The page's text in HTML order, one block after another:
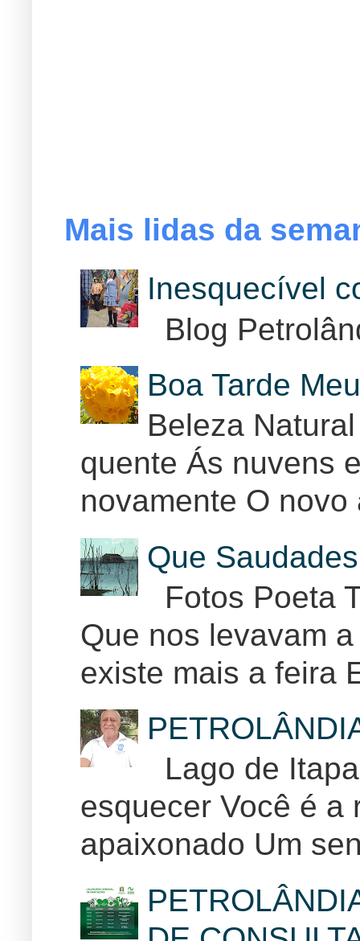
Mais lidas da
Inesquecível
Blog
Boa Tarde
Beleza
quente Ás nuvens
novamente O
Que
Fotos Poeta
Que nos levavam
existe mais a feira
Lago de
esquecer Você é a
apaixonado Um